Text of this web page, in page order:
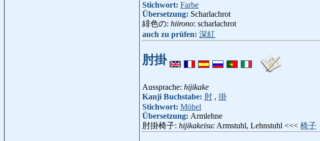
Stichwort: Farbe
Übersetzung: Scharlachrot
緋色の: hiirono: scharlachrot
auch zu prüfen: 深紅
肘掛
Aussprache: hijikake
Kanji Buchstabe: 肘 , 掛
Stichwort: Möbel
Übersetzung: Armlehne
肘掛椅子: hijikakeisu: Armstuhl, Lehnstuhl <<< 椅子